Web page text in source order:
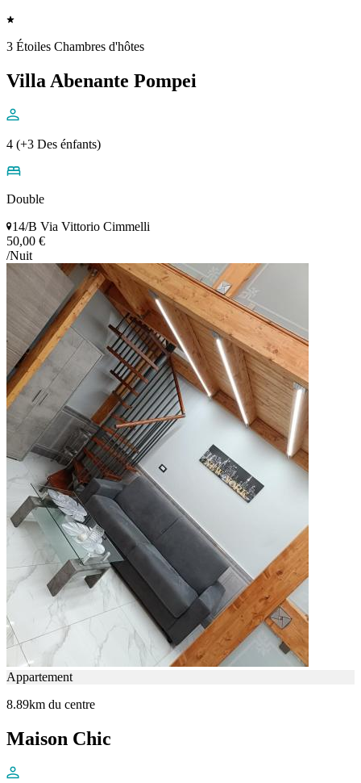
3 Étoiles Chambres d'hôtes
Villa Abenante Pompei
4 (+3 Des énfants)
Double
14/B Via Vittorio Cimmelli
50,00 €
/Nuit
Appartement
8.89km du centre
Maison Chic